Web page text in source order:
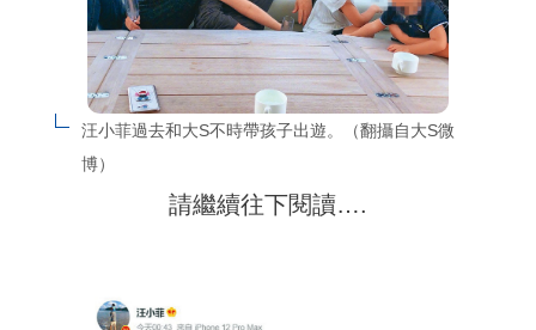
汪小菲過去和大S不時帶孩子出遊。（翻攝自大S微
博）
請繼續往下閱讀….